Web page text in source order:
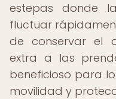
estepas donde
fluctuar
de conservar el
extra a las
beneficioso para
movilidad y